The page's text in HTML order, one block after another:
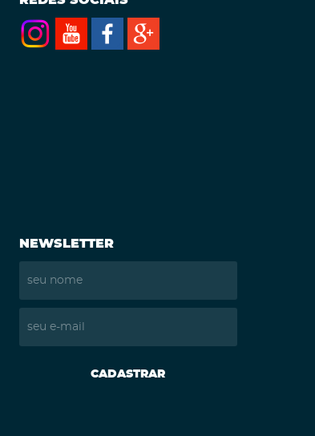
NEWSLETTER
CADASTRAR